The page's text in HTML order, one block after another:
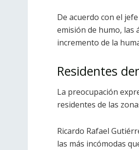
De acuerdo con el
emisión de humo, las
incremento de la
Residentes
La preocupación
residentes de las
Ricardo Rafael
las más incómodas